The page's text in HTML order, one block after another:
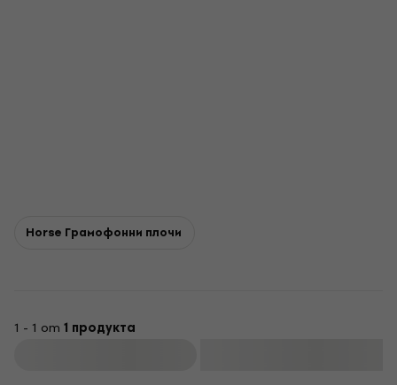
Horse Грамофонни плочи
1 - 1 от 1 продукта